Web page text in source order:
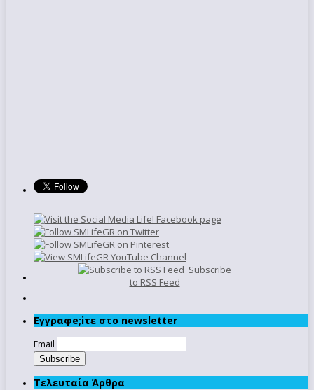
Subscribe
to RSS Feed
Εγγραφe;iτε στο newsletter
Email
Τελευταία Άρθρα